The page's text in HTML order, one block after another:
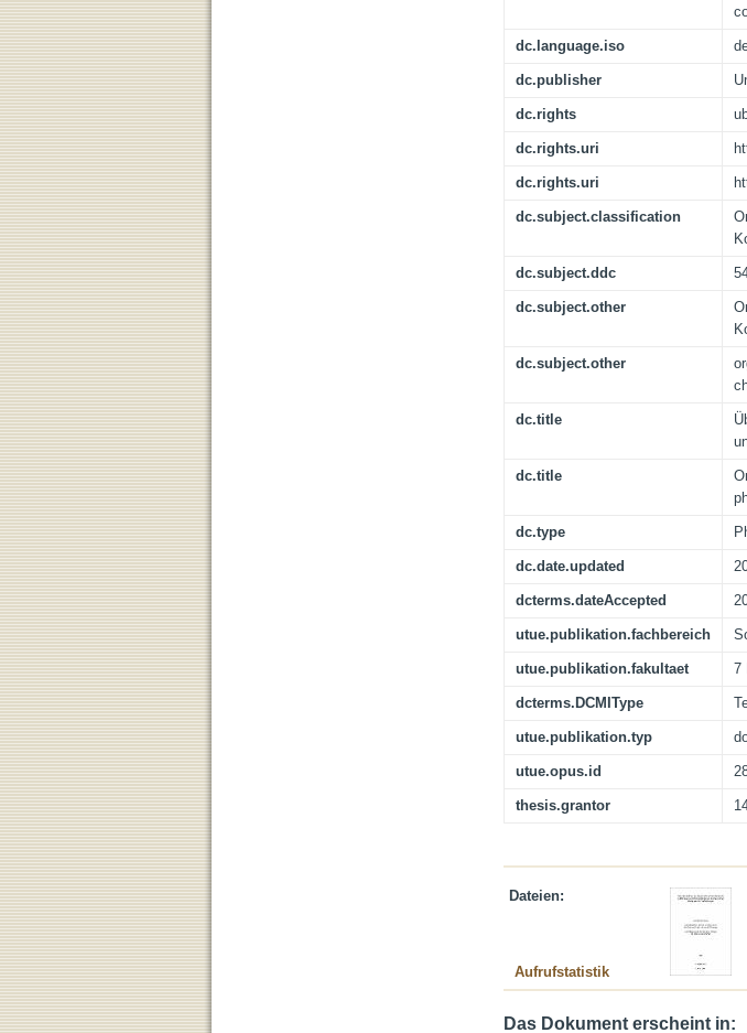
dc.language.iso
dc.publisher
dc.rights
dc.rights.uri
dc.rights.uri
dc.subject.classification
dc.subject.ddc
dc.subject.other
dc.subject.other
dc.title
dc.title
dc.type
dc.date.updated
dcterms.dateAccepted
utue.publikation.fachbereich
utue.publikation.fakultaet 7
dcterms.DCMIType
utue.publikation.typ
utue.opus.id
thesis.grantor
Dateien:
Aufrufstatistik
Das Dokument erscheint in: